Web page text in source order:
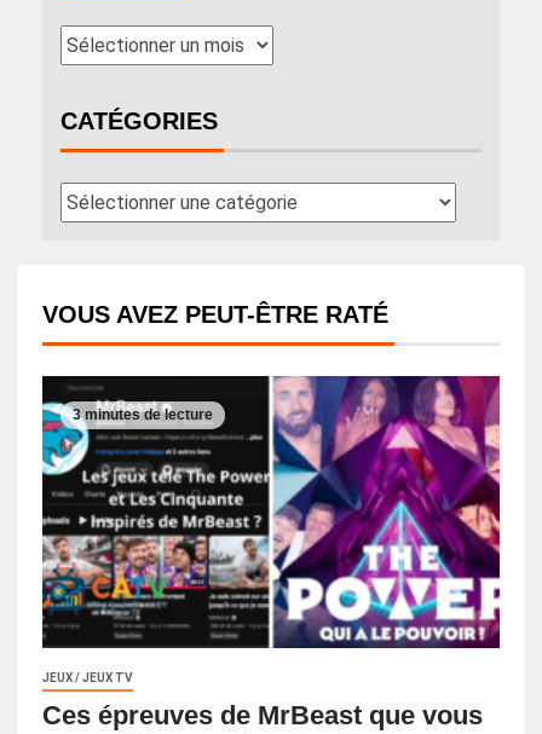
CATÉGORIES
VOUS AVEZ PEUT-ÊTRE RATÉ
3 minutes de lecture
JEUX / JEUX TV
Ces épreuves de MrBeast que vous